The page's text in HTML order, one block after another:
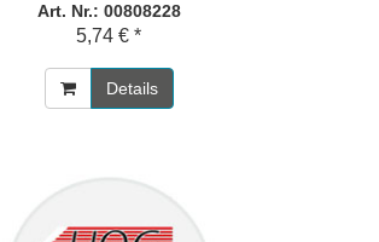
Art. Nr.: 00808228
5,74 € *
Details